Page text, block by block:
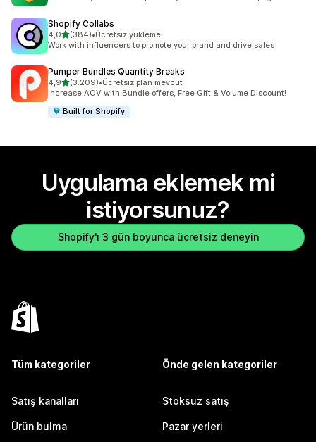
Shopify Collabs
4,05 yıldız üzerinden
(384)
toplam 384 değerlendirme
•Ücretsiz yükleme
Work with influencers to promote your brand and drive sales
Pumper Bundles Quantity Breaks
4,95 yıldız üzerinden
(3.209)
toplam 3209 değerlendirme
•Ücretsiz plan mevcut
Increase AOV with Bundle offers, Free Gift & Volume Discount!
Built for Shopify
Uygulama eklemek mi
istiyorsunuz?
Shopify'ı 3 gün boyunca ücretsiz deneyin
Tüm kategoriler
Satış kanalları
Ürün bulma
Önde gelen kategoriler
Stoksuz satış
Pazar yerleri